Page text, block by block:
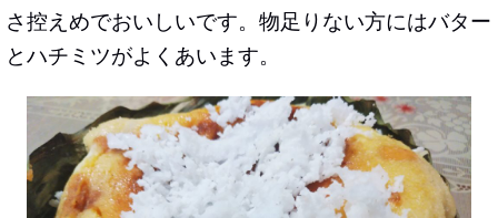
さ控えめでおいしいです。物足りない方にはバター
とハチミツがよくあいます。